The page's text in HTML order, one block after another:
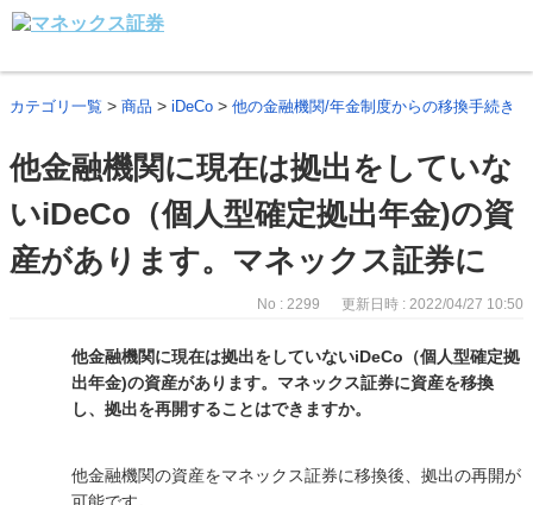
カテゴリ一覧 > 商品 > iDeCo > 他の金融機関/年金制度からの移換手続き
他金融機関に現在は拠出をしていな
いiDeCo（個人型確定拠出年金)の資
産があります。マネックス証券に
No : 2299 更新日時 : 2022/04/27 10:50
他金融機関に現在は拠出をしていないiDeCo（個人型確定拠
出年金)の資産があります。マネックス証券に資産を移換
し、拠出を再開することはできますか。
他金融機関の資産をマネックス証券に移換後、拠出の再開が